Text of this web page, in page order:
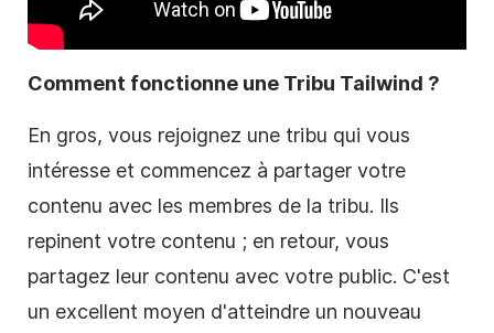
Comment fonctionne une Tribu Tailwind ?
En gros, vous rejoignez une tribu qui vous
intéresse et commencez à partager votre
contenu avec les membres de la tribu. Ils
repinent votre contenu ; en retour, vous
partagez leur contenu avec votre public. C'est
un excellent moyen d'atteindre un nouveau